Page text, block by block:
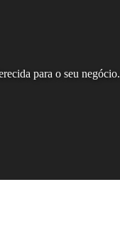
para o seu negócio.